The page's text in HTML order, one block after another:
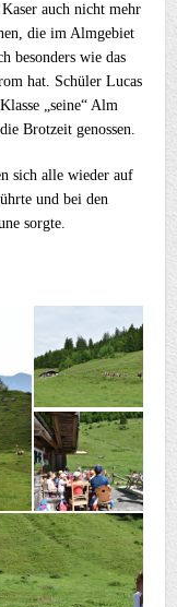
auch nicht mehr
die im Almgebiet
besonders wie das
hat. Schüler Lucas
„seine“ Alm
Brotzeit genossen.
sich alle wieder auf
und bei den
sorgte.